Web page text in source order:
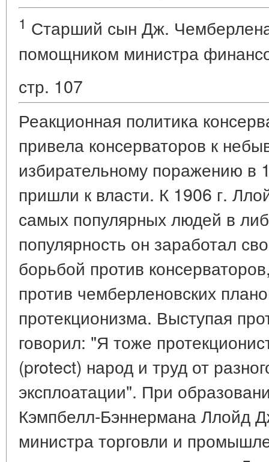
1 Старший сын Дж.
помощником министра
стр. 107
Реакционная политика
привела консерваторов к
избирательному поражению в
пришли к власти. К 1906 г.
самых популярных людей в
популярность он заработал
борьбой против
против чемберленовских
протекционизма. Выступая
говорил: "Я тоже
(protect) народ и труд от
эксплоатации". При
Кэмпбелл-Бэннермана Ллойд
министра торговли и